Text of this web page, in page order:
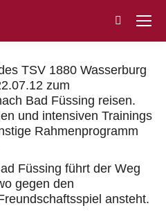
Search:
TSV 1880 Wasserburg
zum
Bad Füssing reisen.
und intensiven Trainings
Rahmenprogramm
Füssing führt der Weg
gegen den
ansteht.